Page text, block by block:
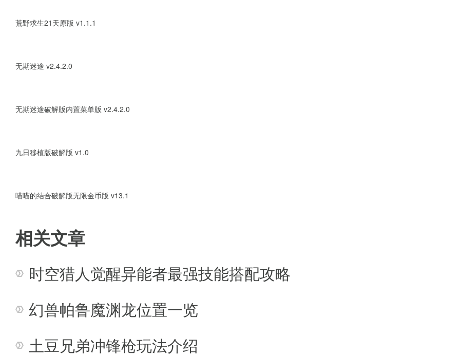
3、有大量的冒险模式可以互动，超大的区域等着你探索
2、随意体验在旷野中的激烈冒险，想办法收集食物还有水源，可以与
4、准备就绪后自由组队完成灵活的生存冒险，这是一个相当棒的游戏
荒野求生21天不打马赛原版测评：
非常自由考验生存能力的求生游戏，让你可以体验最紧张刺激的野
安卓下载 不一样的人生从这里开始，挑战你的求生极限。
荒野求生21天原版 v1.1.1
无期迷途 v2.4.2.0
无期迷途破解版内置菜单版 v2.4.2.0
九日移植版破解版 v1.0
喵喵的结合破解版无限金币版 v13.1
相关文章
时空猎人觉醒异能者最强技能搭配攻略
幻兽帕鲁魔渊龙位置一览
土豆兄弟冲锋枪玩法介绍